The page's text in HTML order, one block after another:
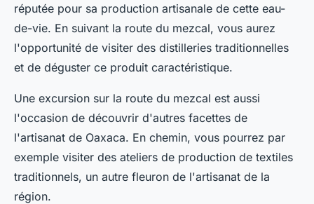
réputée pour sa production artisanale de cette eau-
de-vie. En suivant la route du mezcal, vous aurez
l'opportunité de visiter des distilleries traditionnelles
et de déguster ce produit caractéristique.
Une excursion sur la route du mezcal est aussi
l'occasion de découvrir d'autres facettes de
l'artisanat de Oaxaca. En chemin, vous pourrez par
exemple visiter des ateliers de production de textiles
traditionnels, un autre fleuron de l'artisanat de la
région.